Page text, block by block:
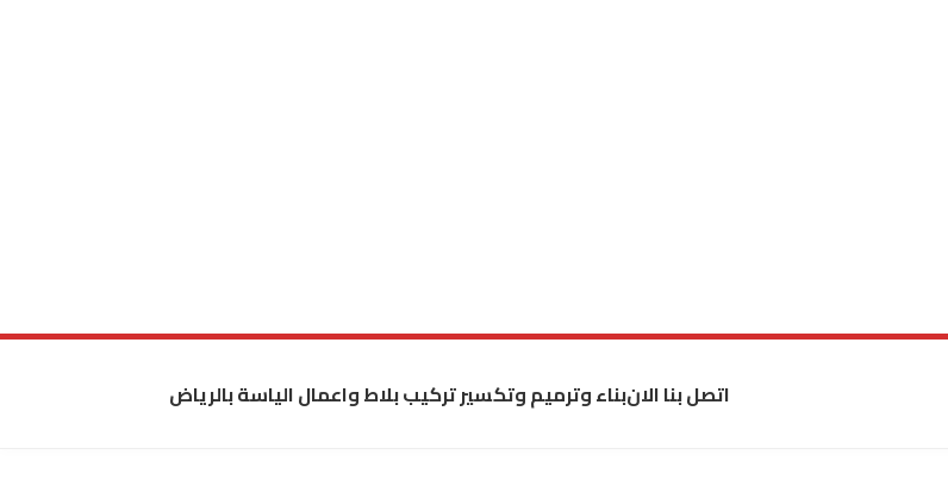
اتصل بنا الانبناء وترميم وتكسير تركيب بلاط واعمال الياسة بالرياض